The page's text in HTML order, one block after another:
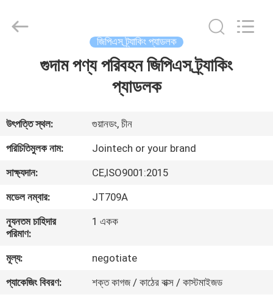
VR
প্রদর্শন
আমাদের
সম্পর্কে
কারখানা
ভ্রমণ
জিপিএস ট্র্যাকিং প্যাডলক
গুদাম পণ্য পরিবহন জিপিএস ট্র্যাকিং
প্যাডলক
উৎপত্তি স্থল:
গুয়ানডং, চীন
পরিচিতিমুলক নাম:
Jointech or your brand
সাক্ষ্যদান:
CE,ISO9001:2015
মডেল নম্বার:
JT709A
ন্যূনতম চাহিদার
পরিমাণ:
1 একক
মূল্য:
negotiate
প্যাকেজিং বিবরণ:
শক্ত কাগজ / কাঠের বাক্স / কাস্টমাইজড